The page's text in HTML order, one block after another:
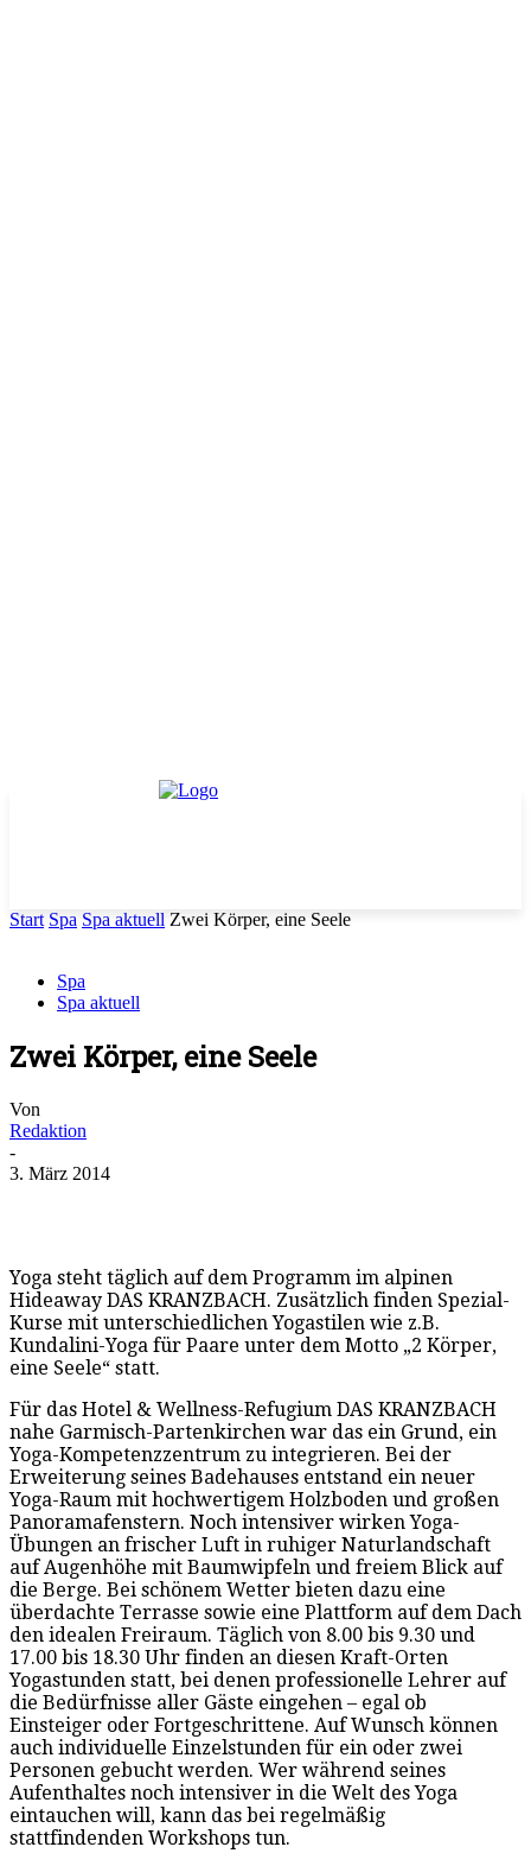
Start Spa Spa aktuell Zwei Körper, eine Seele
Spa
Spa aktuell
Zwei Körper, eine Seele
Von
Redaktion
-
3. März 2014
Yoga steht täglich auf dem Programm im alpinen
Hideaway DAS KRANZBACH. Zusätzlich finden Spezial-
Kurse mit unterschiedlichen Yogastilen wie z.B.
Kundalini-Yoga für Paare unter dem Motto „2 Körper,
eine Seele“ statt.
Für das Hotel & Wellness-Refugium DAS KRANZBACH
nahe Garmisch-Partenkirchen war das ein Grund, ein
Yoga-Kompetenzzentrum zu integrieren. Bei der
Erweiterung seines Badehauses entstand ein neuer
Yoga-Raum mit hochwertigem Holzboden und großen
Panoramafenstern. Noch intensiver wirken Yoga-
Übungen an frischer Luft in ruhiger Naturlandschaft
auf Augenhöhe mit Baumwipfeln und freiem Blick auf
die Berge. Bei schönem Wetter bieten dazu eine
überdachte Terrasse sowie eine Plattform auf dem Dach
den idealen Freiraum. Täglich von 8.00 bis 9.30 und
17.00 bis 18.30 Uhr finden an diesen Kraft-Orten
Yogastunden statt, bei denen professionelle Lehrer auf
die Bedürfnisse aller Gäste eingehen – egal ob
Einsteiger oder Fortgeschrittene. Auf Wunsch können
auch individuelle Einzelstunden für ein oder zwei
Personen gebucht werden. Wer während seines
Aufenthaltes noch intensiver in die Welt des Yoga
eintauchen will, kann das bei regelmäßig
stattfindenden Workshops tun.